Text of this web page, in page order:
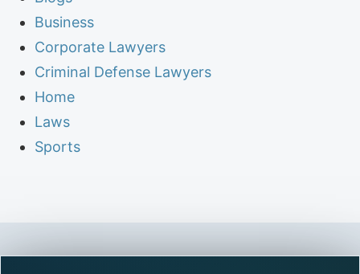
Business
Corporate Lawyers
Criminal Defense Lawyers
Home
Laws
Sports